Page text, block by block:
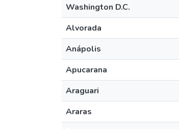
Washington D.C.
Alvorada
Anápolis
Apucarana
Araguari
Araras